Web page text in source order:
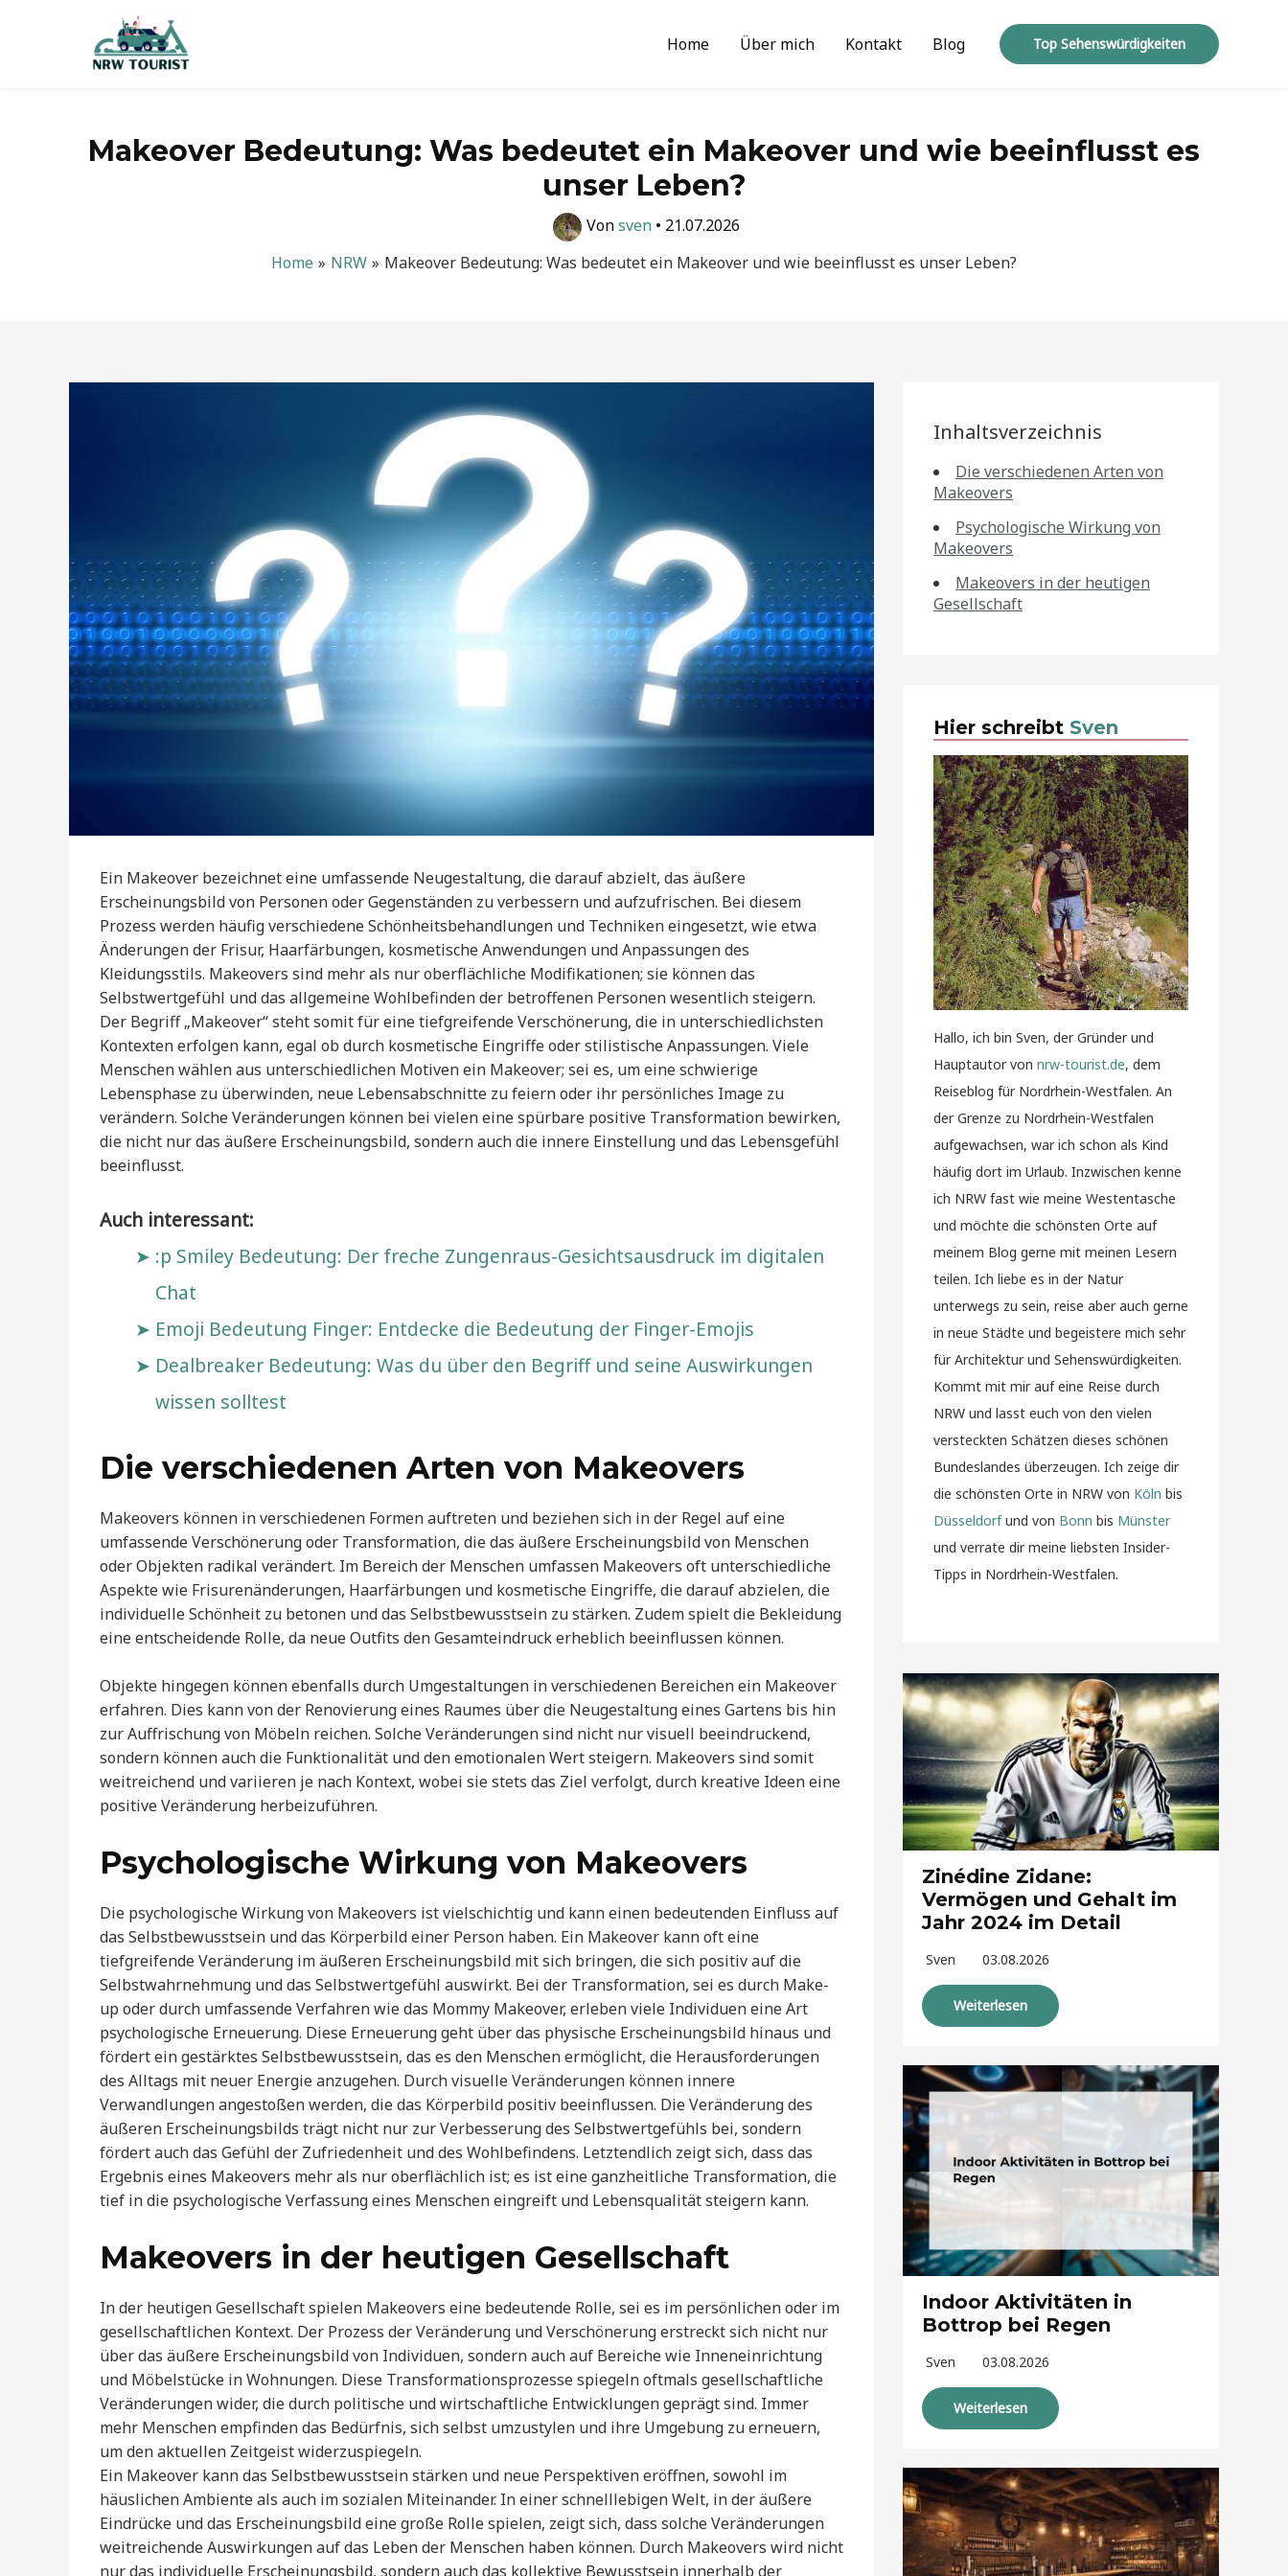
Home Über mich Kontakt Blog Top Sehenswürdigkeiten
Makeover Bedeutung: Was bedeutet ein Makeover und wie beeinflusst es
unser Leben?
Vonsven • 21.07.2026
Home
NRW Makeover Bedeutung: Was bedeutet ein Makeover und wie beeinflusst es unser Leben?
Ein Makeover bezeichnet eine umfassende Neugestaltung, die darauf abzielt, das äußere
Erscheinungsbild von Personen oder Gegenständen zu verbessern und aufzufrischen. Bei diesem
Prozess werden häufig verschiedene Schönheitsbehandlungen und Techniken eingesetzt, wie etwa
Änderungen der Frisur, Haarfärbungen, kosmetische Anwendungen und Anpassungen des
Kleidungsstils. Makeovers sind mehr als nur oberflächliche Modifikationen; sie können das
Selbstwertgefühl und das allgemeine Wohlbefinden der betroffenen Personen wesentlich steigern.
Der Begriff „Makeover“ steht somit für eine tiefgreifende Verschönerung, die in unterschiedlichsten
Kontexten erfolgen kann, egal ob durch kosmetische Eingriffe oder stilistische Anpassungen. Viele
Menschen wählen aus unterschiedlichen Motiven ein Makeover; sei es, um eine schwierige
Lebensphase zu überwinden, neue Lebensabschnitte zu feiern oder ihr persönliches Image zu
verändern. Solche Veränderungen können bei vielen eine spürbare positive Transformation bewirken,
die nicht nur das äußere Erscheinungsbild, sondern auch die innere Einstellung und das Lebensgefühl
beeinflusst.
Auch interessant:
:p Smiley Bedeutung: Der freche Zungenraus-Gesichtsausdruck im digitalen
Chat
Emoji Bedeutung Finger: Entdecke die Bedeutung der Finger-Emojis
Dealbreaker Bedeutung: Was du über den Begriff und seine Auswirkungen
wissen solltest
Die verschiedenen Arten von Makeovers
Makeovers können in verschiedenen Formen auftreten und beziehen sich in der Regel auf eine
umfassende Verschönerung oder Transformation, die das äußere Erscheinungsbild von Menschen
oder Objekten radikal verändert. Im Bereich der Menschen umfassen Makeovers oft unterschiedliche
Aspekte wie Frisurenänderungen, Haarfärbungen und kosmetische Eingriffe, die darauf abzielen, die
individuelle Schönheit zu betonen und das Selbstbewusstsein zu stärken. Zudem spielt die Bekleidung
eine entscheidende Rolle, da neue Outfits den Gesamteindruck erheblich beeinflussen können.
Objekte hingegen können ebenfalls durch Umgestaltungen in verschiedenen Bereichen ein Makeover
erfahren. Dies kann von der Renovierung eines Raumes über die Neugestaltung eines Gartens bis hin
zur Auffrischung von Möbeln reichen. Solche Veränderungen sind nicht nur visuell beeindruckend,
sondern können auch die Funktionalität und den emotionalen Wert steigern. Makeovers sind somit
weitreichend und variieren je nach Kontext, wobei sie stets das Ziel verfolgt, durch kreative Ideen eine
positive Veränderung herbeizuführen.
Psychologische Wirkung von Makeovers
Die psychologische Wirkung von Makeovers ist vielschichtig und kann einen bedeutenden Einfluss auf
das Selbstbewusstsein und das Körperbild einer Person haben. Ein Makeover kann oft eine
tiefgreifende Veränderung im äußeren Erscheinungsbild mit sich bringen, die sich positiv auf die
Selbstwahrnehmung und das Selbstwertgefühl auswirkt. Bei der Transformation, sei es durch Make-
up oder durch umfassende Verfahren wie das Mommy Makeover, erleben viele Individuen eine Art
psychologische Erneuerung. Diese Erneuerung geht über das physische Erscheinungsbild hinaus und
fördert ein gestärktes Selbstbewusstsein, das es den Menschen ermöglicht, die Herausforderungen
des Alltags mit neuer Energie anzugehen. Durch visuelle Veränderungen können innere
Verwandlungen angestoßen werden, die das Körperbild positiv beeinflussen. Die Veränderung des
äußeren Erscheinungsbilds trägt nicht nur zur Verbesserung des Selbstwertgefühls bei, sondern
fördert auch das Gefühl der Zufriedenheit und des Wohlbefindens. Letztendlich zeigt sich, dass das
Ergebnis eines Makeovers mehr als nur oberflächlich ist; es ist eine ganzheitliche Transformation, die
tief in die psychologische Verfassung eines Menschen eingreift und Lebensqualität steigern kann.
Makeovers in der heutigen Gesellschaft
In der heutigen Gesellschaft spielen Makeovers eine bedeutende Rolle, sei es im persönlichen oder im
gesellschaftlichen Kontext. Der Prozess der Veränderung und Verschönerung erstreckt sich nicht nur
über das äußere Erscheinungsbild von Individuen, sondern auch auf Bereiche wie Inneneinrichtung
und Möbelstücke in Wohnungen. Diese Transformationsprozesse spiegeln oftmals gesellschaftliche
Veränderungen wider, die durch politische und wirtschaftliche Entwicklungen geprägt sind. Immer
mehr Menschen empfinden das Bedürfnis, sich selbst umzustylen und ihre Umgebung zu erneuern,
um den aktuellen Zeitgeist widerzuspiegeln.
Ein Makeover kann das Selbstbewusstsein stärken und neue Perspektiven eröffnen, sowohl im
häuslichen Ambiente als auch im sozialen Miteinander. In einer schnelllebigen Welt, in der äußere
Eindrücke und das Erscheinungsbild eine große Rolle spielen, zeigt sich, dass solche Veränderungen
weitreichende Auswirkungen auf das Leben der Menschen haben können. Durch Makeovers wird nicht
nur das individuelle Erscheinungsbild, sondern auch das kollektive Bewusstsein innerhalb der
Inhaltsverzeichnis
Die verschiedenen Arten von
Makeovers
Psychologische Wirkung von
Makeovers
Makeovers in der heutigen
Gesellschaft
Hier schreibt Sven
Hallo, ich bin Sven, der Gründer und
Hauptautor von nrw-tourist.de, dem
Reiseblog für Nordrhein-Westfalen. An
der Grenze zu Nordrhein-Westfalen
aufgewachsen, war ich schon als Kind
häufig dort im Urlaub. Inzwischen kenne
ich NRW fast wie meine Westentasche
und möchte die schönsten Orte auf
meinem Blog gerne mit meinen Lesern
teilen. Ich liebe es in der Natur
unterwegs zu sein, reise aber auch gerne
in neue Städte und begeistere mich sehr
für Architektur und Sehenswürdigkeiten.
Kommt mit mir auf eine Reise durch
NRW und lasst euch von den vielen
versteckten Schätzen dieses schönen
Bundeslandes überzeugen. Ich zeige dir
die schönsten Orte in NRW von Köln bis
Düsseldorfund von Bonn bis Münster
und verrate dir meine liebsten Insider-
Tipps in Nordrhein-Westfalen.
Zinédine Zidane:
Vermögen und Gehalt im
Jahr 2024 im Detail
Sven 03.08.2026
Weiterlesen
Indoor Aktivitäten in
Bottrop bei Regen
Sven 03.08.2026
Weiterlesen